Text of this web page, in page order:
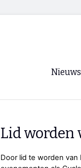
Nieuws
Archief
Lid worden
Door lid te worden